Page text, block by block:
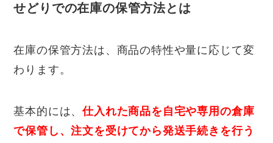
せどりでの在庫の保管方法とは
在庫の保管方法は、商品の特性や量に応じて変
わります。
基本的には、仕入れた商品を自宅や専用の倉庫
で保管し、注文を受けてから発送手続きを行う